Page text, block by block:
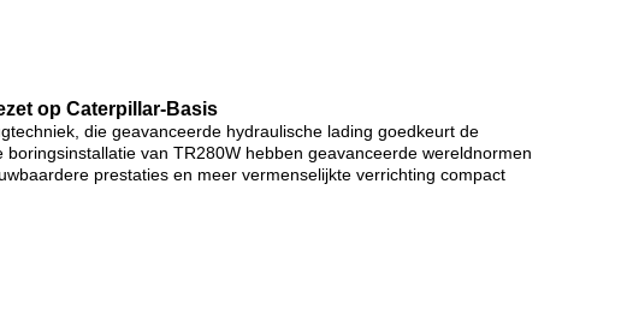
op Caterpillar-Basis
die geavanceerde hydraulische lading goedkeurt de
van TR280W hebben geavanceerde wereldnormen
prestaties en meer vermenselijkte verrichting compact